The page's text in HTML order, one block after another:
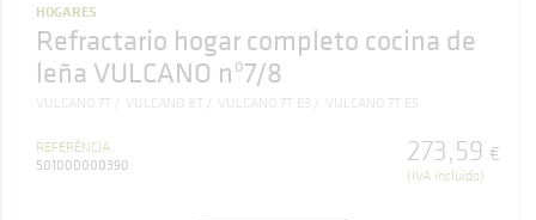
HOGARES
Refractario hogar completo cocina de
leña VULCANO nº7/8
VULCANO 7T VULCANO 8T VULCANO 7T E3 VULCANO 7T E5
REFERÊNCIA
501000000390
273,59 €
(IVA incluído)